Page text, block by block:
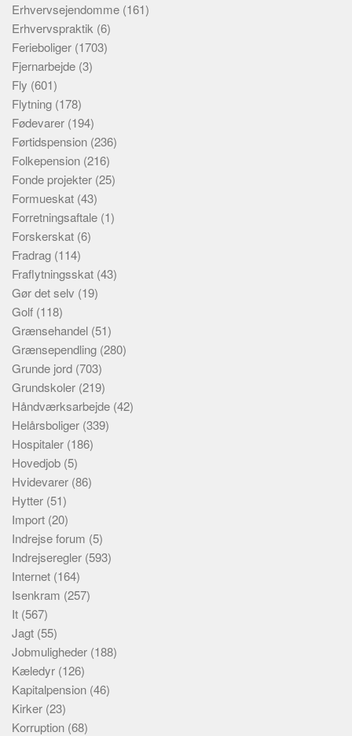
Erhvervsejendomme (161)
Erhvervspraktik (6)
Ferieboliger (1703)
Fjernarbejde (3)
Fly (601)
Flytning (178)
Fødevarer (194)
Førtidspension (236)
Folkepension (216)
Fonde projekter (25)
Formueskat (43)
Forretningsaftale (1)
Forskerskat (6)
Fradrag (114)
Fraflytningsskat (43)
Gør det selv (19)
Golf (118)
Grænsehandel (51)
Grænsependling (280)
Grunde jord (703)
Grundskoler (219)
Håndværksarbejde (42)
Helårsboliger (339)
Hospitaler (186)
Hovedjob (5)
Hvidevarer (86)
Hytter (51)
Import (20)
Indrejse forum (5)
Indrejseregler (593)
Internet (164)
Isenkram (257)
It (567)
Jagt (55)
Jobmuligheder (188)
Kæledyr (126)
Kapitalpension (46)
Kirker (23)
Korruption (68)